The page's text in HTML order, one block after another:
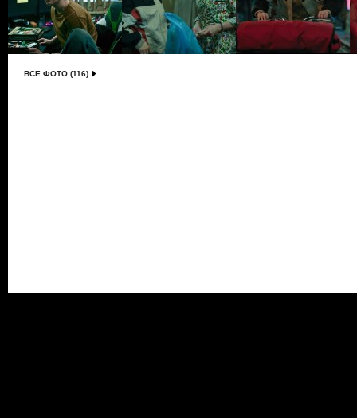
ВСЕ ФОТО (116)